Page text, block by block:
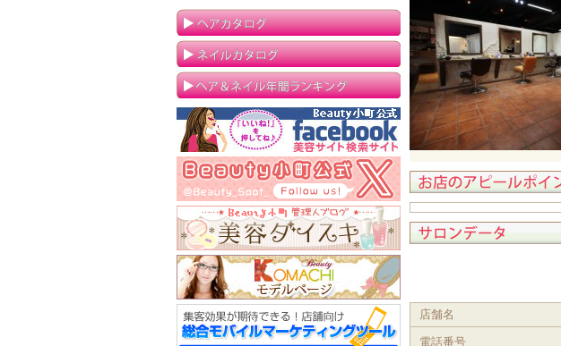
店舗名
電話番号